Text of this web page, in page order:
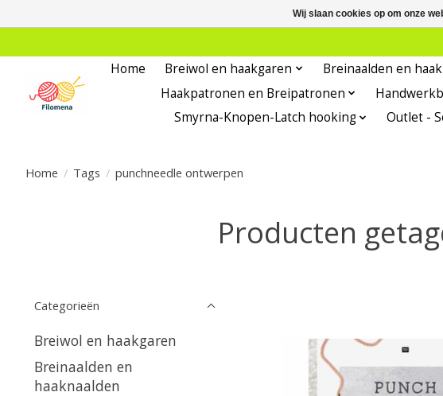
Home Breiwol en haakgaren Breinaalden en
Haakpatronen en Breipatronen
Smyrna-Knopen-Latch hooking
Outlet -
Home / Tags / punchneedle ontwerpen
Producten
Categorieën
Breiwol en haakgaren
Breinaalden en
haaknaalden
Wij slaan cookies op om onze